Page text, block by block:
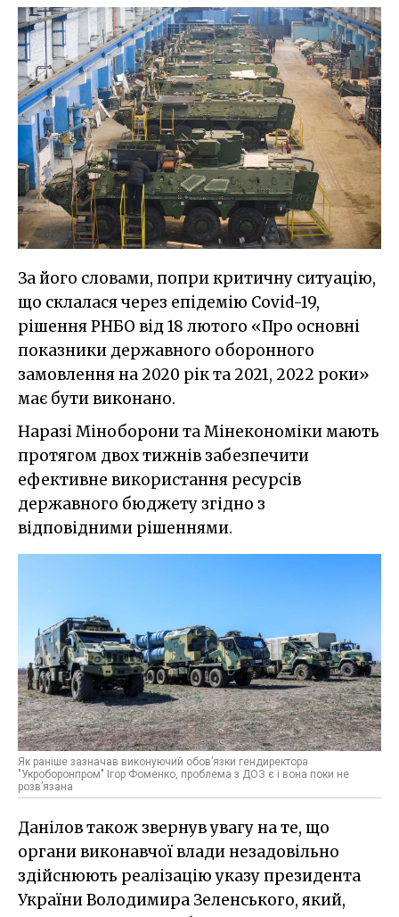
За його словами, попри критичну ситуацію,
що склалася через епідемію Covid-19,
рішення РНБО від 18 лютого «Про основні
показники державного оборонного
замовлення на 2020 рік та 2021, 2022 роки»
має бути виконано.
Наразі Міноборони та Мінекономіки мають
протягом двох тижнів забезпечити
ефективне використання ресурсів
державного бюджету згідно з
відповідними рішеннями.
Як раніше зазначав виконуючий обов’язки гендиректора
"Укроборонпром" Ігор Фоменко, проблема з ДОЗ є і вона поки не
розв’язана
Данілов також звернув увагу на те, що
органи виконавчої влади незадовільно
здійснюють реалізацію указу президента
України Володимира Зеленського, який,